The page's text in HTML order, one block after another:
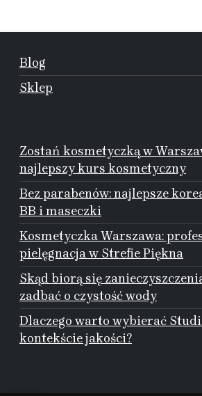
Blog
Sklep
Zostań kosmetyczką w
najlepszy kurs kosmetyczny
Bez parabenów: najlepsze
BB i maseczki
Kosmetyczka Warszawa:
pielęgnacja w Strefie Piękna
Skąd biorą się
zadbać o czystość wody
Dlaczego warto wybierać
kontekście jakości?